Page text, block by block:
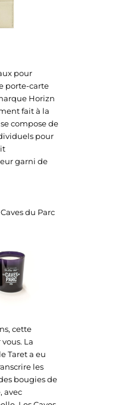
pour
porte-carte
Horizn
fait à la
compose de
pour
garni de
du Parc
cette
La
Taret a eu
les
bougies de
avec